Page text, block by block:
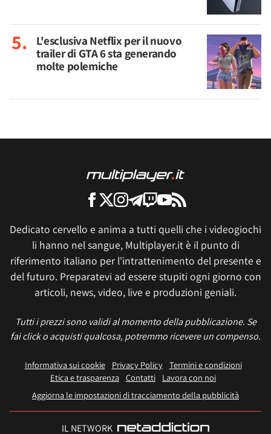
L'esclusiva Netflix per il nuovo
trailer di GTA 6 sta generando
molte polemiche
Dedicato cervello e anima a tutti quelli che i videogiochi
li hanno nel sangue, Multiplayer.it è il punto di
riferimento italiano per l'intrattenimento del presente e
del futuro. Preparatevi ad essere stupiti ogni giorno con
articoli, news, video, live e produzioni geniali.
Tutti i prezzi sono validi al momento della pubblicazione. Se
fai click o acquisti qualcosa, potremmo ricevere un compenso.
Informativa sui cookie Privacy Policy
Termini e condizioni
Etica e trasparenza Contatti
Lavora con noi
Aggiorna le impostazioni di tracciamento della pubblicità
IL NETWORK